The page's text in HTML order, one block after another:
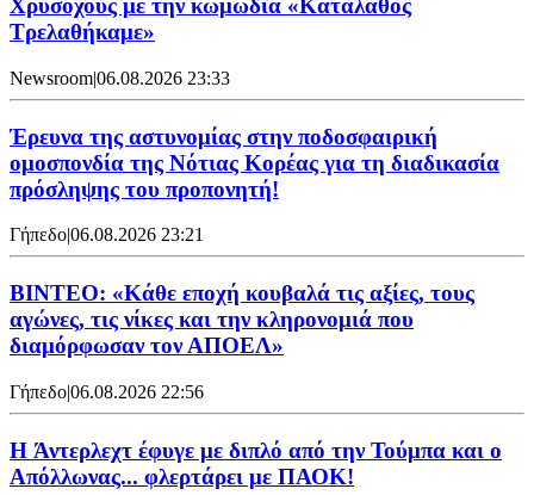
Χρυσοχούς με την κωμωδία «Κατάλαθος
Τρελαθήκαμε»
Newsroom|06.08.2026 23:33
Έρευνα της αστυνομίας στην ποδοσφαιρική
ομοσπονδία της Νότιας Κορέας για τη διαδικασία
πρόσληψης του προπονητή!
Γήπεδο|06.08.2026 23:21
ΒΙΝΤΕΟ: «Κάθε εποχή κουβαλά τις αξίες, τους
αγώνες, τις νίκες και την κληρονομιά που
διαμόρφωσαν τον ΑΠΟΕΛ»
Γήπεδο|06.08.2026 22:56
H Άντερλεχτ έφυγε με διπλό από την Τούμπα και ο
Απόλλωνας... φλερτάρει με ΠΑΟΚ!